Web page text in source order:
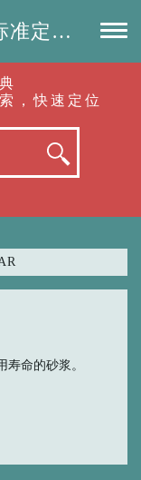
标准化术语符号词典_权威标准定义_专业词汇查询-认准啦（RenZhunLa.com）
，快速定位
命的砂浆。